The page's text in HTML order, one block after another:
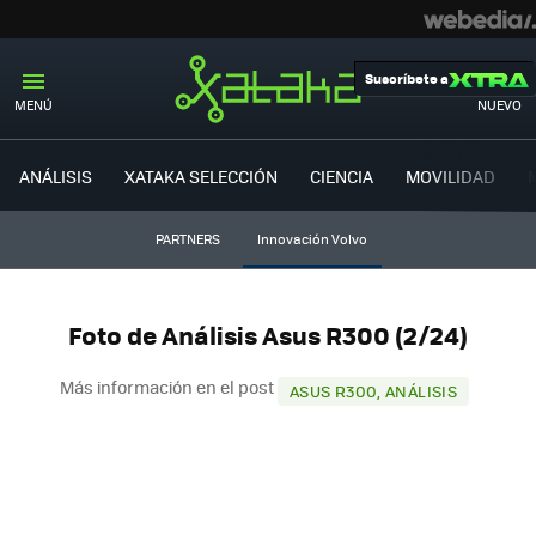
MENÚ NUEVO
Suscríbete a
ANÁLISIS XATAKA SELECCIÓN CIENCIA MOVILIDAD
PARTNERS Innovación Volvo
Foto de Análisis Asus R300 (2/24)
Más información en el post ASUS R300, ANÁLISIS